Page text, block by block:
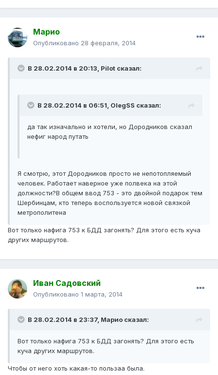
Марио
Опубликовано 28 февраля, 2014
В 28.02.2014 в 20:13, Pilot сказал:
В 28.02.2014 в 06:51, OlegSS сказал:
да так изначально и хотели, но Дородников сказал
нефиг народ путать
Я смотрю, этот Дородников просто не непотопляемый
человек. Работает наверное уже полвека на этой
должности?В общем ввод 753 - это двойной подарок тем
Шербинцам, кто теперь воспользуется новой связкой
метрополитена
Вот только нафига 753 к БДД загонять? Для этого есть куча
других маршрутов.
Иван Садовский
Опубликовано 1 марта, 2014
В 28.02.2014 в 23:37, Марио сказал:
Вот только нафига 753 к БДД загонять? Для этого есть
куча других маршрутов.
Чтобы от него хоть какая-то пользаа была.